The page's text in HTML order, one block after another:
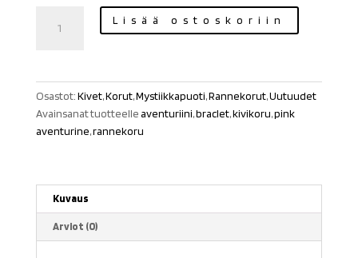
aventuriini
Lisää ostoskoriin
Osastot:Kivet,Korut,Mystiikkapuoti,Rannekorut,Uutuudet
Avainsanat tuotteelleaventuriini,braclet,kivikoru,pink
aventurine,rannekoru
Kuvaus
Arviot (0)